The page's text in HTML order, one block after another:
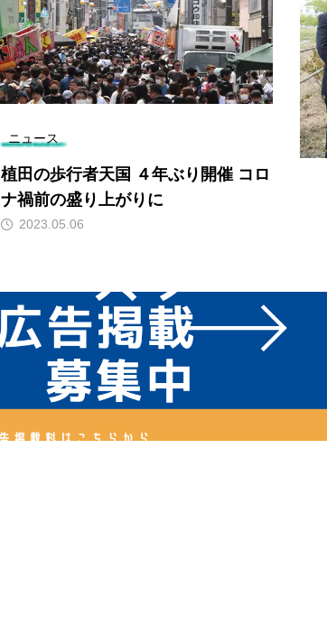
ニュース
植田の歩行者天国 ４年ぶり開催 コロ
ナ禍前の盛り上がりに
2023.05.06